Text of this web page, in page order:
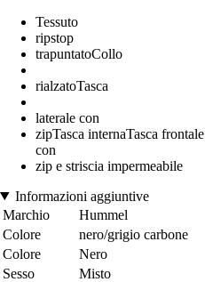
Tessuto
ripstop
trapuntatoCollo
rialzatoTasca
laterale con
zipTasca internaTasca frontale
con
zip e striscia impermeabile
Informazioni aggiuntive
Marchio
Hummel
Colore
nero/grigio carbone
Colore
Nero
Sesso
Misto